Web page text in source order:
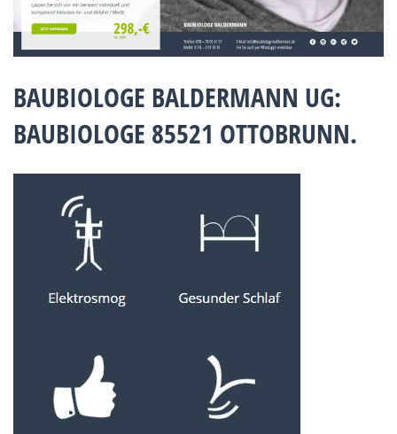
BAUBIOLOGE BALDERMANN UG:
BAUBIOLOGE 85521 OTTOBRUNN.